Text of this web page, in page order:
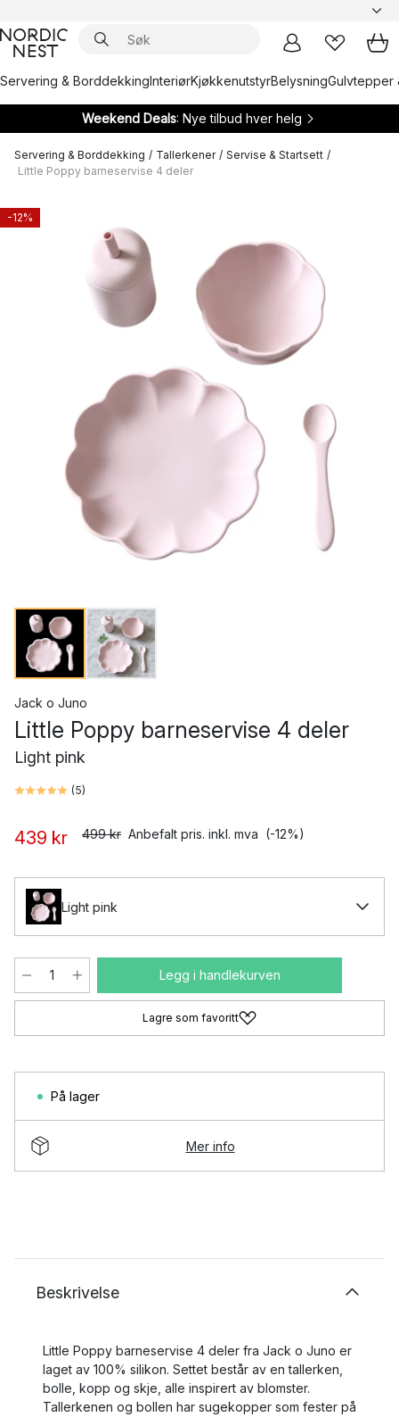
Servering & BorddekkingInteriørKjøkkenutstyrBelysningGulvtepper
Weekend Deals: Nye tilbud hver helg
Servering & Borddekking / Tallerkener / Servise & Startsett /
Little Poppy barneservise 4 deler
-12%
Jack o Juno
Little Poppy barneservise 4 deler
Light pink
(5)
439 kr 499 kr Anbefalt pris. inkl. mva (-12%)
Light pink
Legg i handlekurven
Lagre som favoritt
På lager
Mer info
Beskrivelse
Little Poppy barneservise 4 deler fra Jack o Juno er
laget av 100% silikon. Settet består av en tallerken,
bolle, kopp og skje, alle inspirert av blomster.
Tallerkenen og bollen har sugekopper som fester på